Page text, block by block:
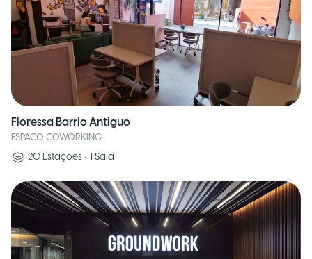
Floressa Barrio Antiguo
ESPACO COWORKING
20 Estações • 1 Sala